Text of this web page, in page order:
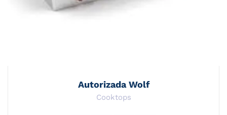
Autorizada Wolf
Cooktops